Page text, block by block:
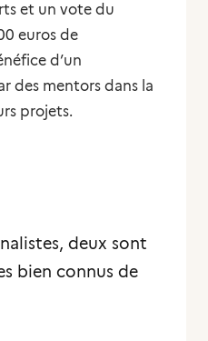
et un vote du
euros de
d’un
des mentors dans la
projets.
deux sont
bien connus de